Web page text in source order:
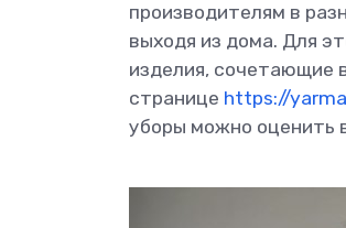
производителям в
выходя из дома. Для
изделия, сочетающие
странице https://
уборы можно оценить